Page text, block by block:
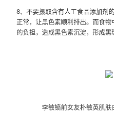
8、不要摄取含有人工食品添加剂
正常，让黑色素顺利排出。而食
的负担，造成黑色素沉淀，形成黑
李敏镐前女友朴敏英肌